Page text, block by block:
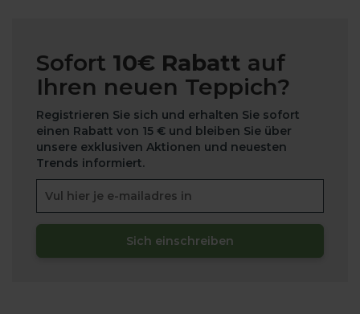
Sofort 10€ Rabatt auf
Ihren neuen Teppich?
Registrieren Sie sich und erhalten Sie sofort
einen Rabatt von 15 € und bleiben Sie über
unsere exklusiven Aktionen und neuesten
Trends informiert.
Sich einschreiben